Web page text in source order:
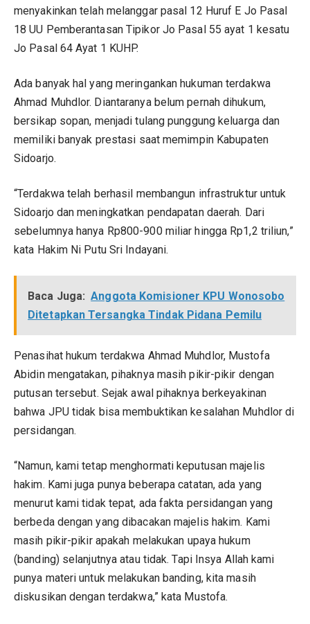
menyakinkan telah melanggar pasal 12 Huruf E Jo Pasal
18 UU Pemberantasan Tipikor Jo Pasal 55 ayat 1 kesatu
Jo Pasal 64 Ayat 1 KUHP.
Ada banyak hal yang meringankan hukuman terdakwa
Ahmad Muhdlor. Diantaranya belum pernah dihukum,
bersikap sopan, menjadi tulang punggung keluarga dan
memiliki banyak prestasi saat memimpin Kabupaten
Sidoarjo.
“Terdakwa telah berhasil membangun infrastruktur untuk
Sidoarjo dan meningkatkan pendapatan daerah. Dari
sebelumnya hanya Rp800-900 miliar hingga Rp1,2 triliun,”
kata Hakim Ni Putu Sri Indayani.
Baca Juga: Anggota Komisioner KPU Wonosobo
Ditetapkan Tersangka Tindak Pidana Pemilu
Penasihat hukum terdakwa Ahmad Muhdlor, Mustofa
Abidin mengatakan, pihaknya masih pikir-pikir dengan
putusan tersebut. Sejak awal pihaknya berkeyakinan
bahwa JPU tidak bisa membuktikan kesalahan Muhdlor di
persidangan.
“Namun, kami tetap menghormati keputusan majelis
hakim. Kami juga punya beberapa catatan, ada yang
menurut kami tidak tepat, ada fakta persidangan yang
berbeda dengan yang dibacakan majelis hakim. Kami
masih pikir-pikir apakah melakukan upaya hukum
(banding) selanjutnya atau tidak. Tapi Insya Allah kami
punya materi untuk melakukan banding, kita masih
diskusikan dengan terdakwa,” kata Mustofa.